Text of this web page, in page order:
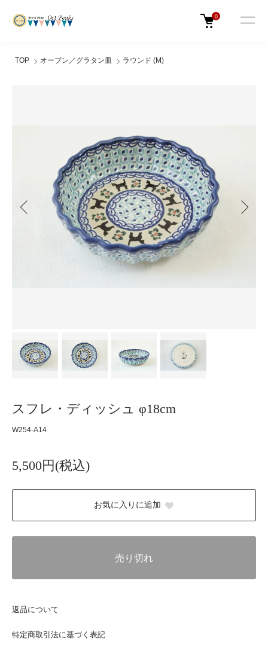
0
TOP オーブン／グラタン皿 ラウンド (M)
スフレ・ディッシュ φ18cm
W254-A14
5,500円(税込)
お気に入りに追加
売り切れ
返品について
特定商取引法に基づく表記